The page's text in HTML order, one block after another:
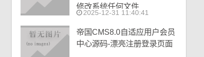
修改系统任何文件
2025-12-31 11:40:41
帝国CMS8.0自适应用户会员
中心源码-漂亮注册登录页面